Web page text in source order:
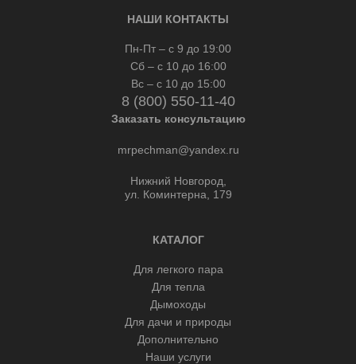
НАШИ КОНТАКТЫ
Пн-Пт – с 9 до 19:00
Сб – с 10 до 16:00
Вс – с 10 до 15:00
8 (800) 550-11-40
Заказать консультацию
mrpechman@yandex.ru
Нижний Новгород,
ул. Коминтерна, 179
КАТАЛОГ
Для легкого пара
Для тепла
Дымоходы
Для дачи и природы
Дополнительно
Наши услуги